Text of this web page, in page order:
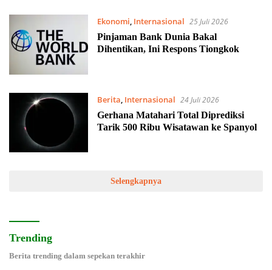
Ekonomi, Internasional 25 Juli 2026
Pinjaman Bank Dunia Bakal
Dihentikan, Ini Respons Tiongkok
Berita Internasional 24 Juli 2026
Gerhana Matahari Total Diprediksi
Tarik 500 Ribu Wisatawan ke Spanyol
Selengkapnya
Trending
Berita trending dalam sepekan terakhir